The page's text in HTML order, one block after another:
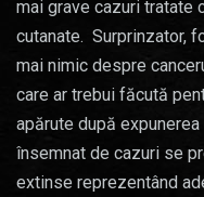
mai grave cazuri tratate
cutanate. Surprinzator,
mai nimic despre
care ar trebui făcută
apărute după
însemnat de cazuri se
extinse reprezentând